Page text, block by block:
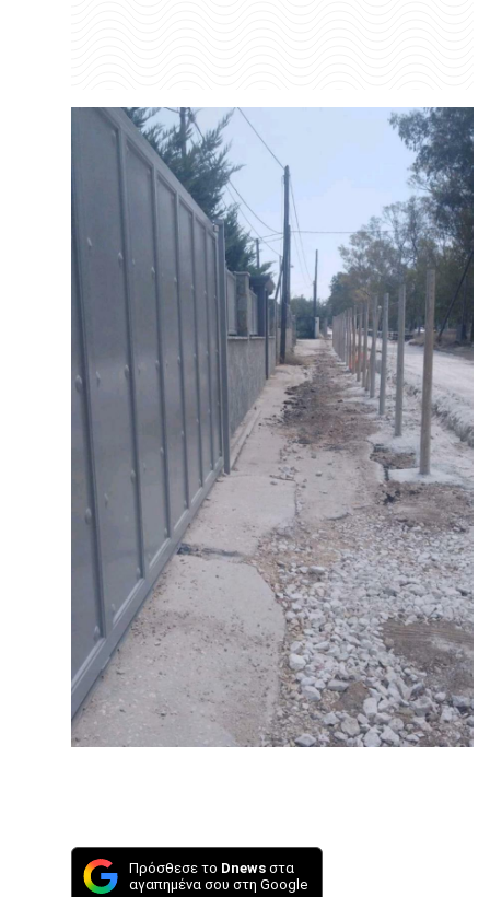
Πρόσθεσε το Dnews στα
αγαπημένα σου στη Google